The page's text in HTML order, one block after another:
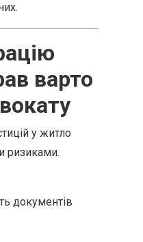
варто
у житло
ризиками.
документів